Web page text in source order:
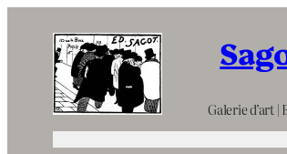
contenu
Galerie d’art